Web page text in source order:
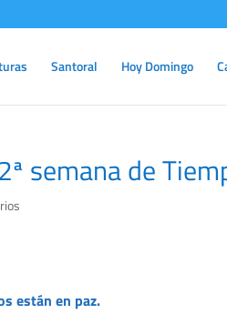
Santoral Hoy Domingo
semana de
están en paz.